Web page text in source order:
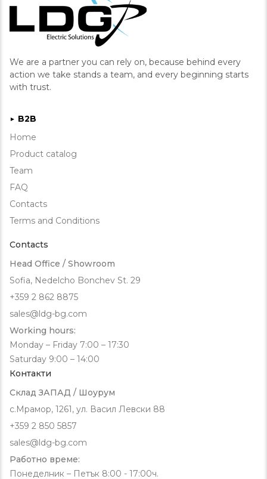
We are a partner you can rely on, because behind every
action we take stands a team, and every beginning starts
with trust.
► B2B
Home
Product catalog
Team
FAQ
Contacts
Terms and Conditions
Contacts
Head Office / Showroom
Sofia, Nedelcho Bonchev St. 29
+359 2 862 8875
sales@ldg-bg.com
Working hours:
Monday – Friday 7:00 – 17:30
Saturday 9:00 – 14:00
Контакти
Склад ЗАПАД / Шоурум
с.Мрамор, 1261, ул. Васил Левски 88
+359 2 850 5857
sales@ldg-bg.com
Работно време:
Понеделник – Петък 8:00 - 17:00ч.